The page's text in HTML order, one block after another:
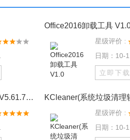
Office2016卸载工具
星级评价 :
日期：10-
立即下载
CCleaner(系统清理工具) V5.61.7392 中文版
星级评价 :
日期：10-